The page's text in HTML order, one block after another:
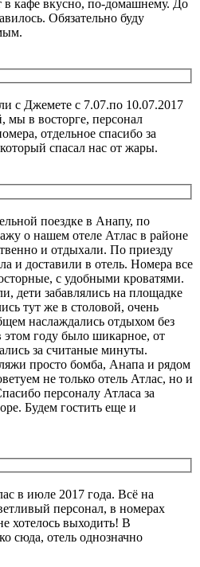
в кафе вкусно, по-домашнему. До
Обязательно буду
с Джемете с 7.07.по 10.07.2017
мы в восторге, персонал
отдельное спасибо за
спасал нас от жары.
поездке в Анапу, по
о нашем отеле Атлас в районе
и отдыхали. По приезду
и доставили в отель. Номера все
с удобными кроватями.
дети забавлялись на площадке
тут же в столовой, очень
наслаждались отдыхом без
году было шикарное, от
за считаные минуты.
просто бомба, Анапа и рядом
не только отель Атлас, но и
персоналу Атласа за
Будем гостить еще и
в июле 2017 года. Всё на
персонал, в номерах
хотелось выходить! В
сюда, отель однозначно